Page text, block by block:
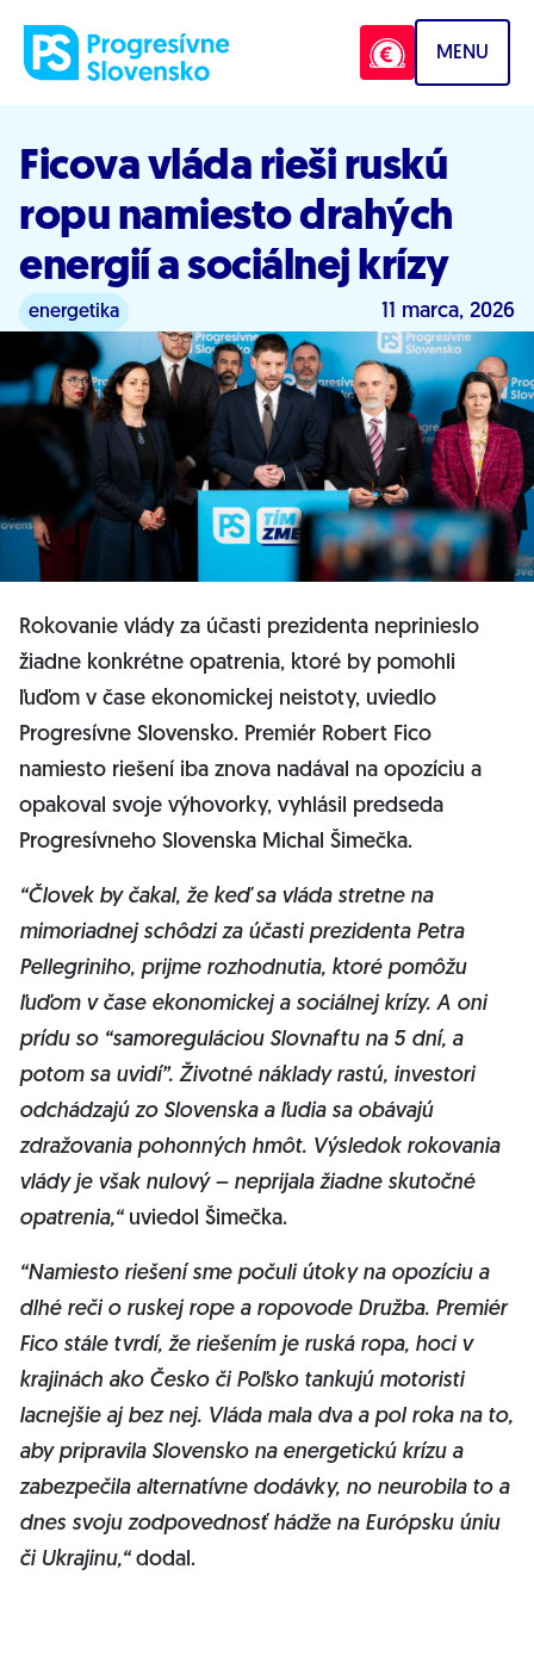
MENU
Ficova vláda rieši ruskú
ropu namiesto drahých
energií a sociálnej krízy
energetika 11 marca, 2026
Rokovanie vlády za účasti prezidenta neprinieslo
žiadne konkrétne opatrenia, ktoré by pomohli
ľuďom v čase ekonomickej neistoty, uviedlo
Progresívne Slovensko. Premiér Robert Fico
namiesto riešení iba znova nadával na opozíciu a
opakoval svoje výhovorky, vyhlásil predseda
Progresívneho Slovenska Michal Šimečka.
“Človek by čakal, že keď sa vláda stretne na
mimoriadnej schôdzi za účasti prezidenta Petra
Pellegriniho, prijme rozhodnutia, ktoré pomôžu
ľuďom v čase ekonomickej a sociálnej krízy. A oni
prídu so “samoreguláciou Slovnaftu na 5 dní, a
potom sa uvidí”. Životné náklady rastú, investori
odchádzajú zo Slovenska a ľudia sa obávajú
zdražovania pohonných hmôt. Výsledok rokovania
vlády je však nulový – neprijala žiadne skutočné
opatrenia,“ uviedol Šimečka.
“Namiesto riešení sme počuli útoky na opozíciu a
dlhé reči o ruskej rope a ropovode Družba. Premiér
Fico stále tvrdí, že riešením je ruská ropa, hoci v
krajinách ako Česko či Poľsko tankujú motoristi
lacnejšie aj bez nej. Vláda mala dva a pol roka na to,
aby pripravila Slovensko na energetickú krízu a
zabezpečila alternatívne dodávky, no neurobila to a
dnes svoju zodpovednosť hádže na Európsku úniu
či Ukrajinu,“dodal.